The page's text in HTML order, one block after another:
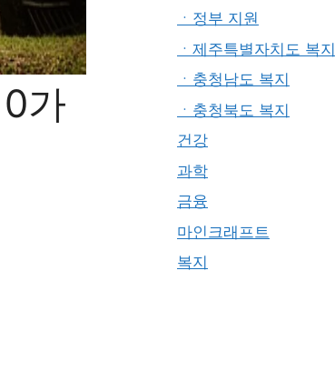
가
ㆍ정부 지원
ㆍ제주특별자치도 복지
ㆍ충청남도 복지
ㆍ충청북도 복지
건강
과학
금융
마인크래프트
복지